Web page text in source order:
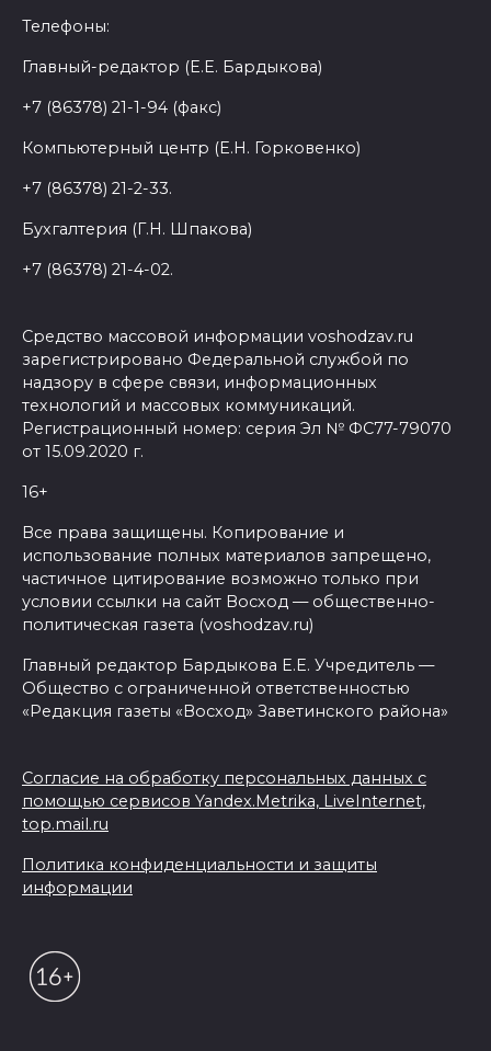
Телефоны:
Главный-редактор (Е.Е. Бардыкова)
+7 (86378) 21-1-94 (факс)
Компьютерный центр (Е.Н. Горковенко)
+7 (86378) 21-2-33.
Бухгалтерия (Г.Н. Шпакова)
+7 (86378) 21-4-02.
Средство массовой информации voshodzav.ru
зарегистрировано Федеральной службой по
надзору в сфере связи, информационных
технологий и массовых коммуникаций.
Регистрационный номер: серия Эл № ФС77-79070
от 15.09.2020 г.
16+
Все права защищены. Копирование и
использование полных материалов запрещено,
частичное цитирование возможно только при
условии ссылки на сайт Восход — общественно-
политическая газета (voshodzav.ru)
Главный редактор Бардыкова Е.Е. Учредитель —
Общество с ограниченной ответственностью
«Редакция газеты «Восход» Заветинского района»
Согласие на обработку персональных данных с
помощью сервисов Yandex.Metrika, LiveInternet,
top.mail.ru
Политика конфиденциальности и защиты
информации